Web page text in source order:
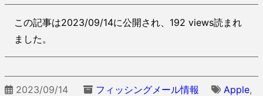
この記事は2023/09/14に公開され、192 views読まれ
ました。
2023/09/14 フィッシングメール情報 Apple,